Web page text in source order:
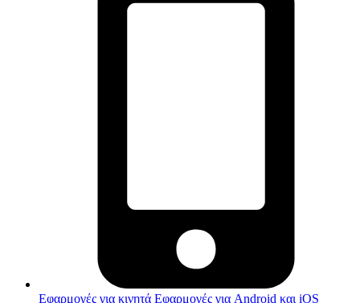
Εφαρμογές για κινητά Εφαρμογές για Android και iOS